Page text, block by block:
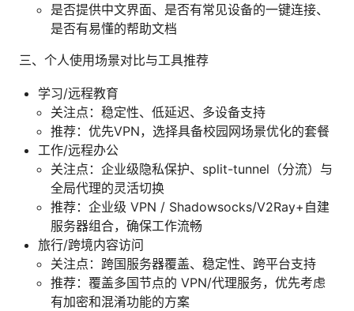
是否提供中文界面、是否有常见设备的一键连接、
是否有易懂的帮助文档
三、个人使用场景对比与工具推荐
学习/远程教育
关注点：稳定性、低延迟、多设备支持
推荐：优先VPN，选择具备校园网场景优化的套餐
工作/远程办公
关注点：企业级隐私保护、split-tunnel（分流）与
全局代理的灵活切换
推荐：企业级 VPN / Shadowsocks/V2Ray+自建
服务器组合，确保工作流畅
旅行/跨境内容访问
关注点：跨国服务器覆盖、稳定性、跨平台支持
推荐：覆盖多国节点的 VPN/代理服务，优先考虑
有加密和混淆功能的方案